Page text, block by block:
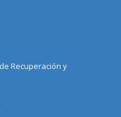
Recuperación y